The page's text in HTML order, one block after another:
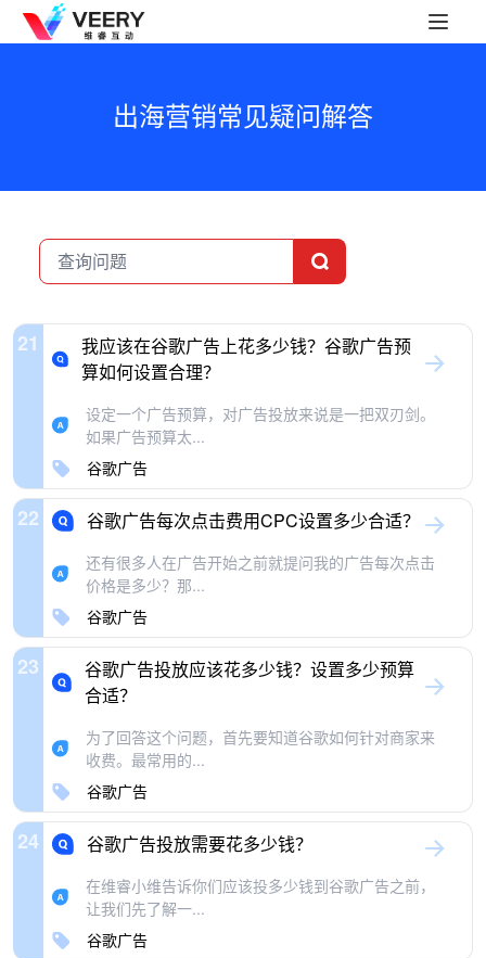
出海营销常见疑问解答
21
我应该在谷歌广告上花多少钱？谷歌广告预
算如何设置合理？
设定一个广告预算，对广告投放来说是一把双刃剑。
如果广告预算太...
谷歌广告
22 谷歌广告每次点击费用CPC设置多少合适？
还有很多人在广告开始之前就提问我的广告每次点击
价格是多少？那...
谷歌广告
23
谷歌广告投放应该花多少钱？设置多少预算
合适？
为了回答这个问题，首先要知道谷歌如何针对商家来
收费。最常用的...
谷歌广告
24 谷歌广告投放需要花多少钱？
在维睿小维告诉你们应该投多少钱到谷歌广告之前，
让我们先了解一...
谷歌广告